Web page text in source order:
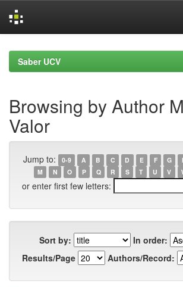
navigationSaber UCV
Browsing by Author
Valor
Jump to: 0-9 A B C D E F G
M
N O P Q R S T U V
or enter first few letters:
Sort by:
In order:
Results/Page
Authors/Record: